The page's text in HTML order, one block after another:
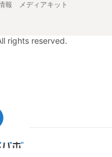
報 メディアキット
rights reserved.